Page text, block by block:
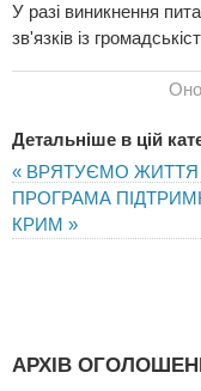
У разі виникнення
зв'язків із
Детальніше в цій
« ВРЯТУЄМО ЖИТТЯ
ПРОГРАМА
КРИМ »
АРХІВ